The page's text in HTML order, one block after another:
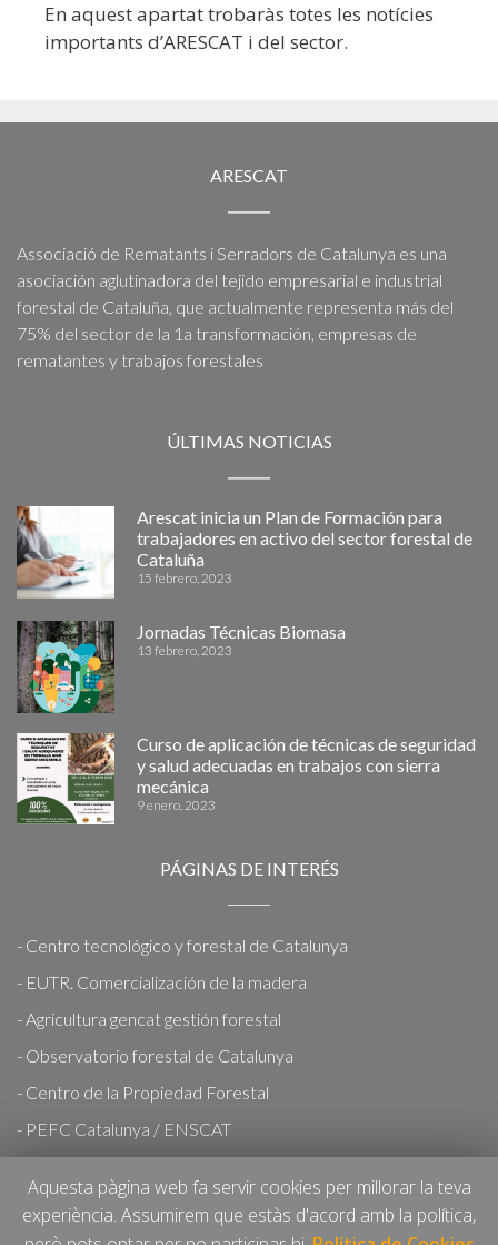
En aquest apartat trobaràs totes les notícies
importants d’ARESCAT i del sector.
ARESCAT
Associació de Rematants i Serradors de Catalunya es una
asociación aglutinadora del tejido empresarial e industrial
forestal de Cataluña, que actualmente representa más del
75% del sector de la 1a transformación, empresas de
rematantes y trabajos forestales
ÚLTIMAS NOTICIAS
Arescat inicia un Plan de Formación para
trabajadores en activo del sector forestal de
Cataluña
15 febrero, 2023
Jornadas Técnicas Biomasa
13 febrero, 2023
Curso de aplicación de técnicas de seguridad
y salud adecuadas en trabajos con sierra
mecánica
9 enero, 2023
PÁGINAS DE INTERÉS
- Centro tecnológico y forestal de Catalunya
- EUTR. Comercialización de la madera
- Agricultura gencat gestión forestal
- Observatorio forestal de Catalunya
- Centro de la Propiedad Forestal
- PEFC Catalunya / ENSCAT
Aquesta pàgina web fa servir cookies per millorar la teva
experiència. Assumirem que estàs d'acord amb la política,